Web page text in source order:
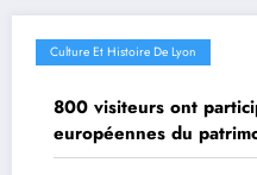
Culture Et Histoire De Lyon
800 visiteurs ont
européennes du
portes ouvertes des